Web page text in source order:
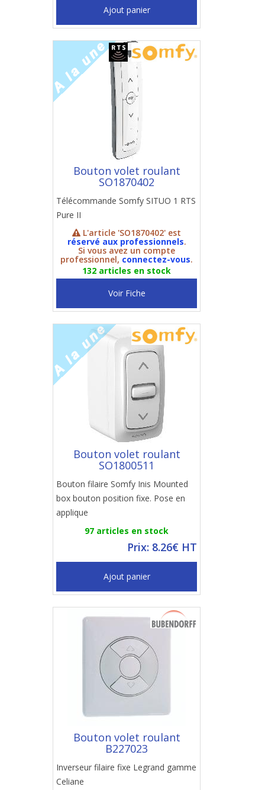
Ajout panier
Bouton volet roulant
SO1870402
Télécommande Somfy SITUO 1 RTS
Pure II
L'article 'SO1870402' est
réservé aux professionnels.
Si vous avez un compte
professionnel, connectez-vous.
132 articles en stock
Voir Fiche
Bouton volet roulant
SO1800511
Bouton filaire Somfy Inis Mounted
box bouton position fixe. Pose en
applique
97 articles en stock
Prix: 8.26€ HT
Ajout panier
Bouton volet roulant
B227023
Inverseur filaire fixe Legrand gamme
Celiane